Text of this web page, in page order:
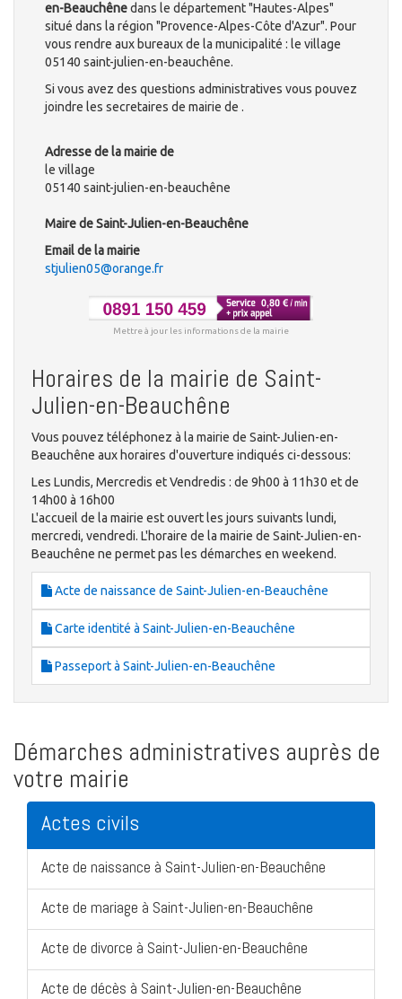
en-Beauchênedans le département "Hautes-Alpes"
situé dans la région "Provence-Alpes-Côte d'Azur". Pour
vous rendre aux bureaux de la municipalité : le village
05140 saint-julien-en-beauchêne.
Si vous avez des questions administratives vous pouvez
joindre les secretaires de mairie de .
Adresse de la mairie de
le village
05140 saint-julien-en-beauchêne
Maire de Saint-Julien-en-Beauchêne
Email de la mairie
stjulien05@orange.fr
Mettre à jour les informations de la mairie
Horaires de la mairie de Saint-
Julien-en-Beauchêne
Vous pouvez téléphonez à la mairie de Saint-Julien-en-
Beauchêne aux horaires d'ouverture indiqués ci-dessous:
Les Lundis, Mercredis et Vendredis : de 9h00 à 11h30 et de
14h00 à 16h00
L'accueil de la mairie est ouvert les jours suivants lundi,
mercredi, vendredi. L'horaire de la mairie de Saint-Julien-en-
Beauchêne ne permet pas les démarches en weekend.
Acte de naissance de Saint-Julien-en-Beauchêne
Carte identité à Saint-Julien-en-Beauchêne
Passeport à Saint-Julien-en-Beauchêne
Démarches administratives auprès de
votre mairie
Actes civils
Acte de naissance à Saint-Julien-en-Beauchêne
Acte de mariage à Saint-Julien-en-Beauchêne
Acte de divorce à Saint-Julien-en-Beauchêne
Acte de décès à Saint-Julien-en-Beauchêne